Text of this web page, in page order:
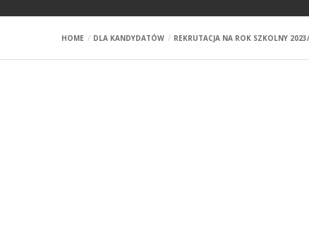
HOME DLA KANDYDATÓW REKRUTACJA NA ROK SZKOLNY